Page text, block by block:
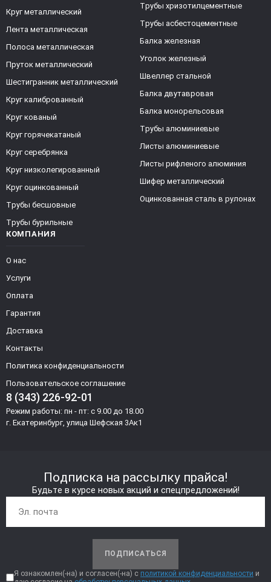
КОМПАНИЯ
О нас
Услуги
Оплата
Гарантия
Доставка
Контакты
Политика конфиденциальности
Пользовательское соглашение
8 (343) 226-92-01
Режим работы: пн - пт: с 9.00 до 18.00
г. Екатеринбург, улица Шефская 3Ак1
Круг металлический
Лента металлическая
Полоса металлическая
Пруток металлический
Шестигранник металлический
Круг калиброванный
Круг кованый
Круг горячекатаный
Круг серебрянка
Круг низколегированный
Круг оцинкованный
Трубы бесшовные
Трубы бурильные
Трубы хризотилцементные
Трубы асбестоцементные
Балка железная
Уголок железный
Швеллер стальной
Балка двутавровая
Балка монорельсовая
Трубы алюминиевые
Листы алюминиевые
Листы рифленого алюминия
Шифер металлический
Оцинкованная сталь в рулонах
Подписка на рассылку прайса!
Будьте в курсе новых акций и спецпредложений!
ПОДПИСАТЬСЯ
Я ознакомлен(-на) и согласен(-на) с политикой конфиденциальности и